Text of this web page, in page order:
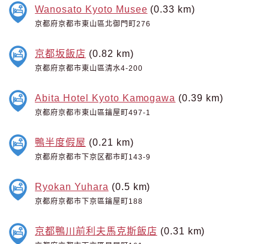
Wanosato Kyoto Musee (0.33 km)
京都府京都市東山區北御門町276
京都坂飯店 (0.82 km)
京都府京都市東山區清水4-200
Abita Hotel Kyoto Kamogawa (0.39 km)
京都府京都市東山區鑰屋町497-1
鴨半度假屋 (0.21 km)
京都府京都市下京区都市町143-9
Ryokan Yuhara (0.5 km)
京都府京都市下京區鑰屋町188
京都鴨川前利夫馬克斯飯店 (0.31 km)